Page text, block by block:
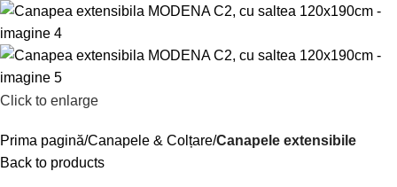
Click to enlarge
Prima pagină Canapele & Colțare Canapele extensibile
Back to products